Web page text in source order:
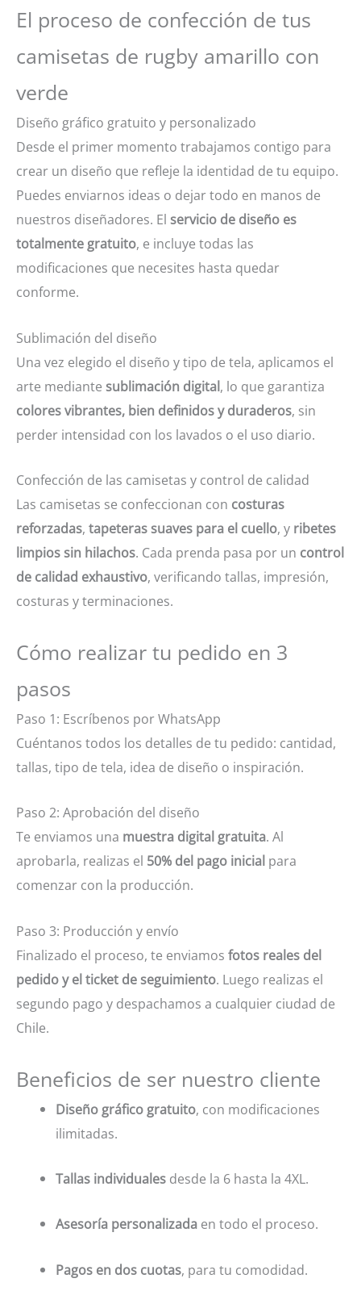
El proceso de confección de tus
camisetas de rugby amarillo con
verde
Diseño gráfico gratuito y personalizado
Desde el primer momento trabajamos contigo para
crear un diseño que refleje la identidad de tu equipo.
Puedes enviarnos ideas o dejar todo en manos de
nuestros diseñadores. El servicio de diseño es
totalmente gratuito, e incluye todas las
modificaciones que necesites hasta quedar
conforme.
Sublimación del diseño
Una vez elegido el diseño y tipo de tela, aplicamos el
arte mediante sublimación digital, lo que garantiza
colores vibrantes, bien definidos y duraderos, sin
perder intensidad con los lavados o el uso diario.
Confección de las camisetas y control de calidad
Las camisetas se confeccionan con costuras
reforzadas, tapeteras suaves para el cuello, y ribetes
limpios sin hilachos. Cada prenda pasa por un control
de calidad exhaustivo, verificando tallas, impresión,
costuras y terminaciones.
Cómo realizar tu pedido en 3
pasos
Paso 1: Escríbenos por WhatsApp
Cuéntanos todos los detalles de tu pedido: cantidad,
tallas, tipo de tela, idea de diseño o inspiración.
Paso 2: Aprobación del diseño
Te enviamos una muestra digital gratuita. Al
aprobarla, realizas el 50% del pago inicial para
comenzar con la producción.
Paso 3: Producción y envío
Finalizado el proceso, te enviamos fotos reales del
pedido y el ticket de seguimiento. Luego realizas el
segundo pago y despachamos a cualquier ciudad de
Chile.
Beneficios de ser nuestro cliente
Diseño gráfico gratuito, con modificaciones
ilimitadas.
Tallas individuales desde la 6 hasta la 4XL.
Asesoría personalizada en todo el proceso.
Pagos en dos cuotas, para tu comodidad.